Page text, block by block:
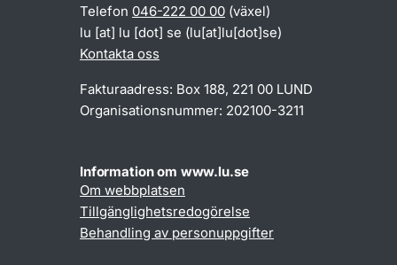
Telefon 046-222 00 00 (växel)
lu [at] lu [dot] se (lu[at]lu[dot]se)
Kontakta oss
Fakturaadress: Box 188, 221 00 LUND
Organisationsnummer: 202100-3211
Information om www.lu.se
Om webbplatsen
Tillgänglighetsredogörelse
Behandling av personuppgifter